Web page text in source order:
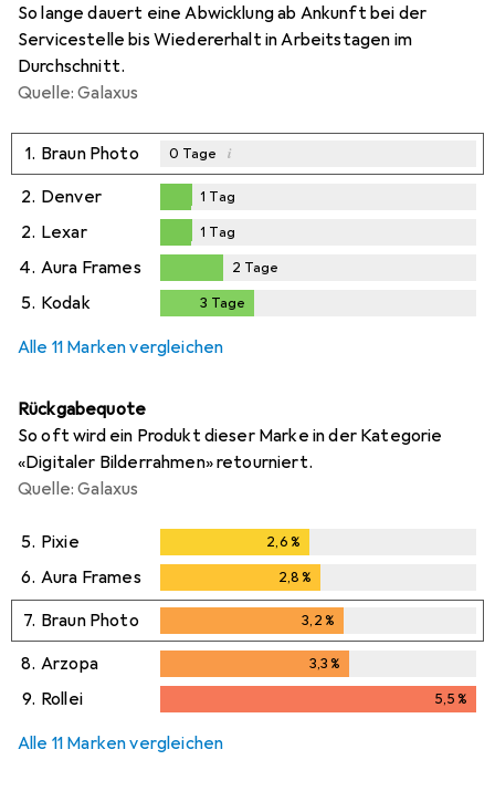
So lange dauert eine Abwicklung ab Ankunft bei der
Servicestelle bis Wiedererhalt in Arbeitstagen im
Durchschnitt.
Quelle: Galaxus
1. Braun Photo 0 Tage i
2. Denver
Tag
1 Tag
2. Lexar
Tag
1 Tag
4. Aura Frames
2Tage
2 Tage
5. Kodak 3 Tage
Alle 11 Marken vergleichen
Rückgabequote
So oft wird ein Produkt dieser Marke in der Kategorie
«Digitaler Bilderrahmen» retourniert.
Quelle: Galaxus
5. Pixie 2,6%
6. Aura Frames 2,8%
7. Braun Photo 3,2%
8. Arzopa 3,3%
9. Rollei 5,5%
Alle 11 Marken vergleichen